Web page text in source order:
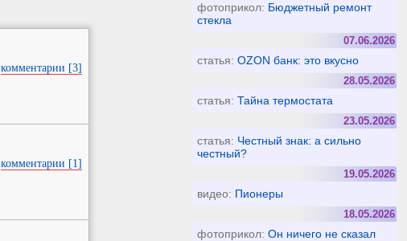
комментарии [3]
комментарии [1]
фотоприкол: Бюджетный ремонт
стекла
07.06.2026
статья:OZON банк: это вкусно
28.05.2026
статья:Тайна термостата
23.05.2026
статья: Честный знак: а сильно
честный?
19.05.2026
видео: Пионеры
18.05.2026
фотоприкол:Он ничего не сказал